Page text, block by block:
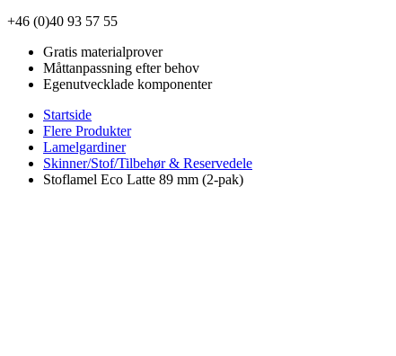
+46 (0)40 93 57 55
Gratis materialprover
Måttanpassning efter behov
Egenutvecklade komponenter
Startside
Flere Produkter
Lamelgardiner
Skinner/Stof/Tilbehør & Reservedele
Stoflamel Eco Latte 89 mm (2-pak)